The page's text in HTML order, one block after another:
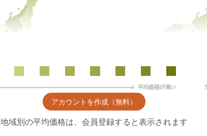
アカウントを作成（無料）
地域別の平均価格は、会員登録すると表示されます